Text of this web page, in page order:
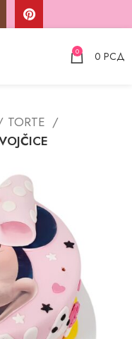
0 0 РСД
TORTE